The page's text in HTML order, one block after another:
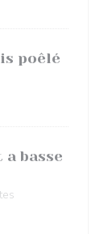
poêlé
basse